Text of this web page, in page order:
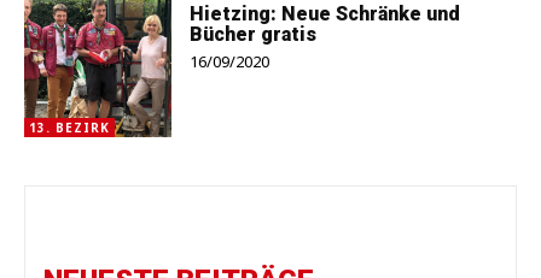
13. BEZIRK
Hietzing: Neue Schränke und
Bücher gratis
16/09/2020